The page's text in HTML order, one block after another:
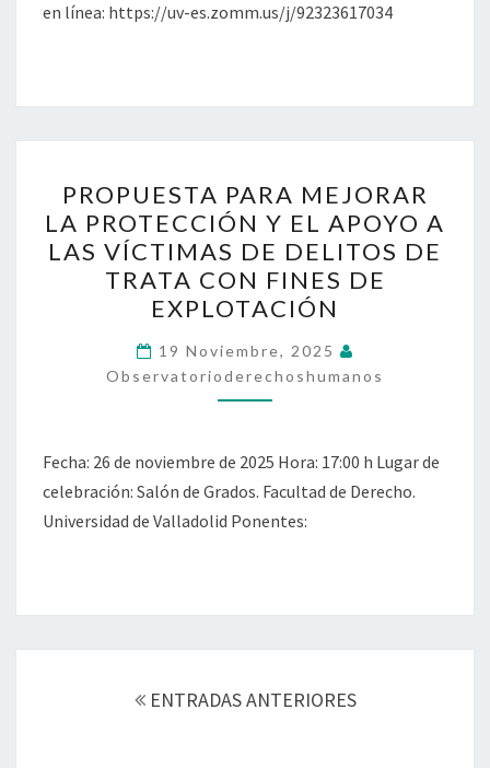
en línea: https://uv-es.zomm.us/j/92323617034
PARA
MEJORAR
LA
PROTECCIÓN
Y
EL
APOYO
A
VÍCTIMAS
DE
DELITOS
CON
FINES
EXPLOTACIÓN
PROPUESTA PARA MEJORAR
LA PROTECCIÓN Y EL APOYO A
LAS VÍCTIMAS DE DELITOS DE
TRATA CON FINES DE
EXPLOTACIÓN
19 Noviembre, 2025
Observatorioderechoshumanos
Fecha: 26 de noviembre de 2025 Hora: 17:00 h Lugar de
celebración: Salón de Grados. Facultad de Derecho.
Universidad de Valladolid Ponentes:
ENTRADAS ANTERIORES